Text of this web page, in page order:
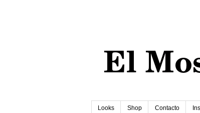
Looks Shop Contacto